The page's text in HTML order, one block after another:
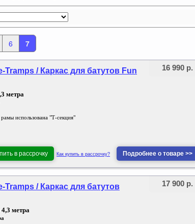
6 7
/ Каркас для батутов Fun
метра
использована "Т-секция"
в рассрочку Как купить в рассрочку? Подробнее о товаре >>
16 990 р.
/ Каркас для батутов
метра
17 900 р.